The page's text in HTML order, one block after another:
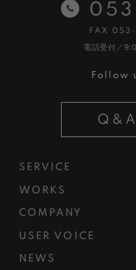
SERVICE
WORKS
COMPANY
USER VOICE
NEWS
FAX
電話受付／
Follow
Q&A